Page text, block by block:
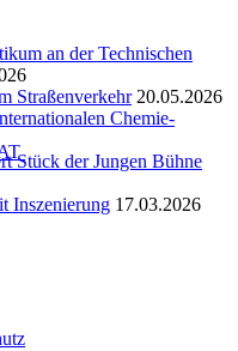
an der Technischen
Straßenverkehr 20.05.2026
Chemie-
Stück der Jungen Bühne
Inszenierung 17.03.2026